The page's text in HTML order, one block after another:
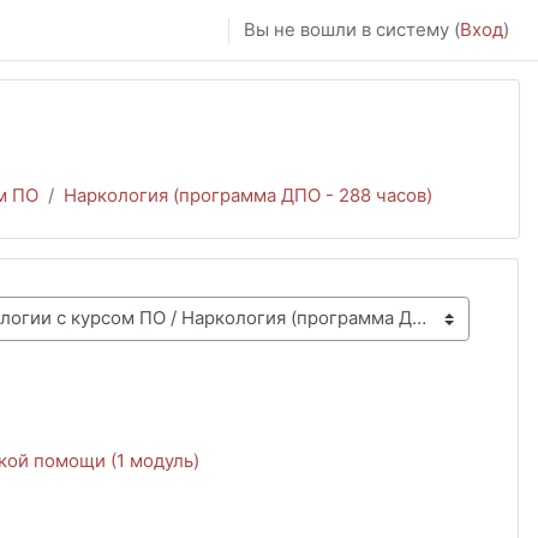
Вы не вошли в систему (Вход)
ПО Наркология (программа ДПО - 288 часов)
помощи (1 модуль)